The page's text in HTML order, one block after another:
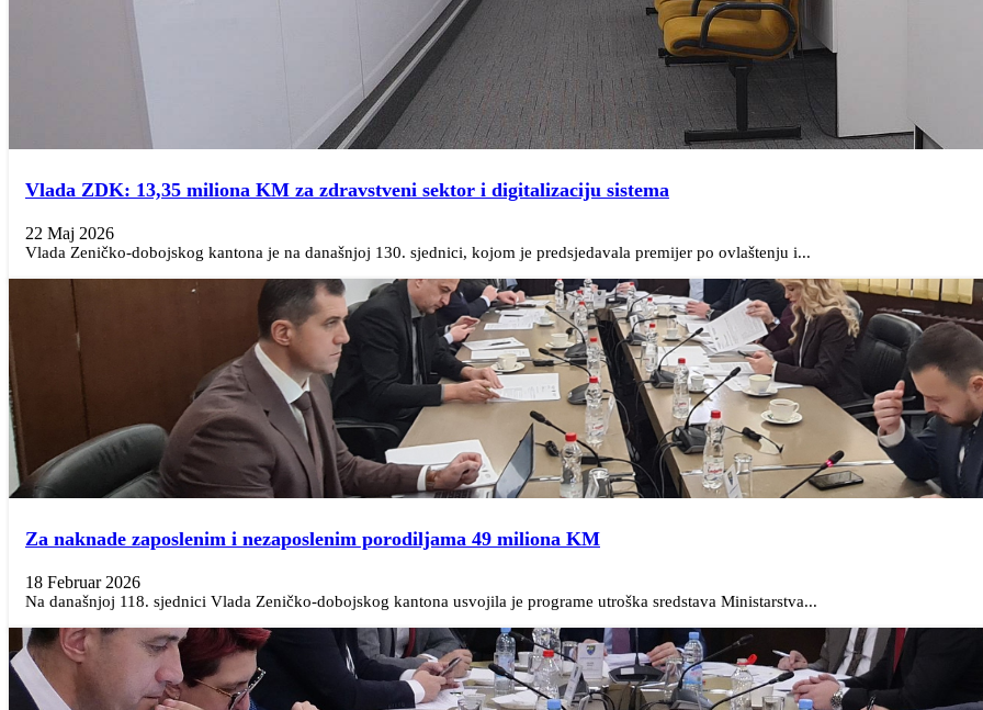
Vlada ZDK: 13,35 miliona KM za zdravstveni sektor i digitalizaciju sistema
22 Maj 2026
Vlada Zeničko-dobojskog kantona je na današnjoj 130. sjednici, kojom je predsjedavala premijer po ovlaštenju i...
Za naknade zaposlenim i nezaposlenim porodiljama 49 miliona KM
18 Februar 2026
Na današnjoj 118. sjednici Vlada Zeničko-dobojskog kantona usvojila je programe utroška sredstava Ministarstva...